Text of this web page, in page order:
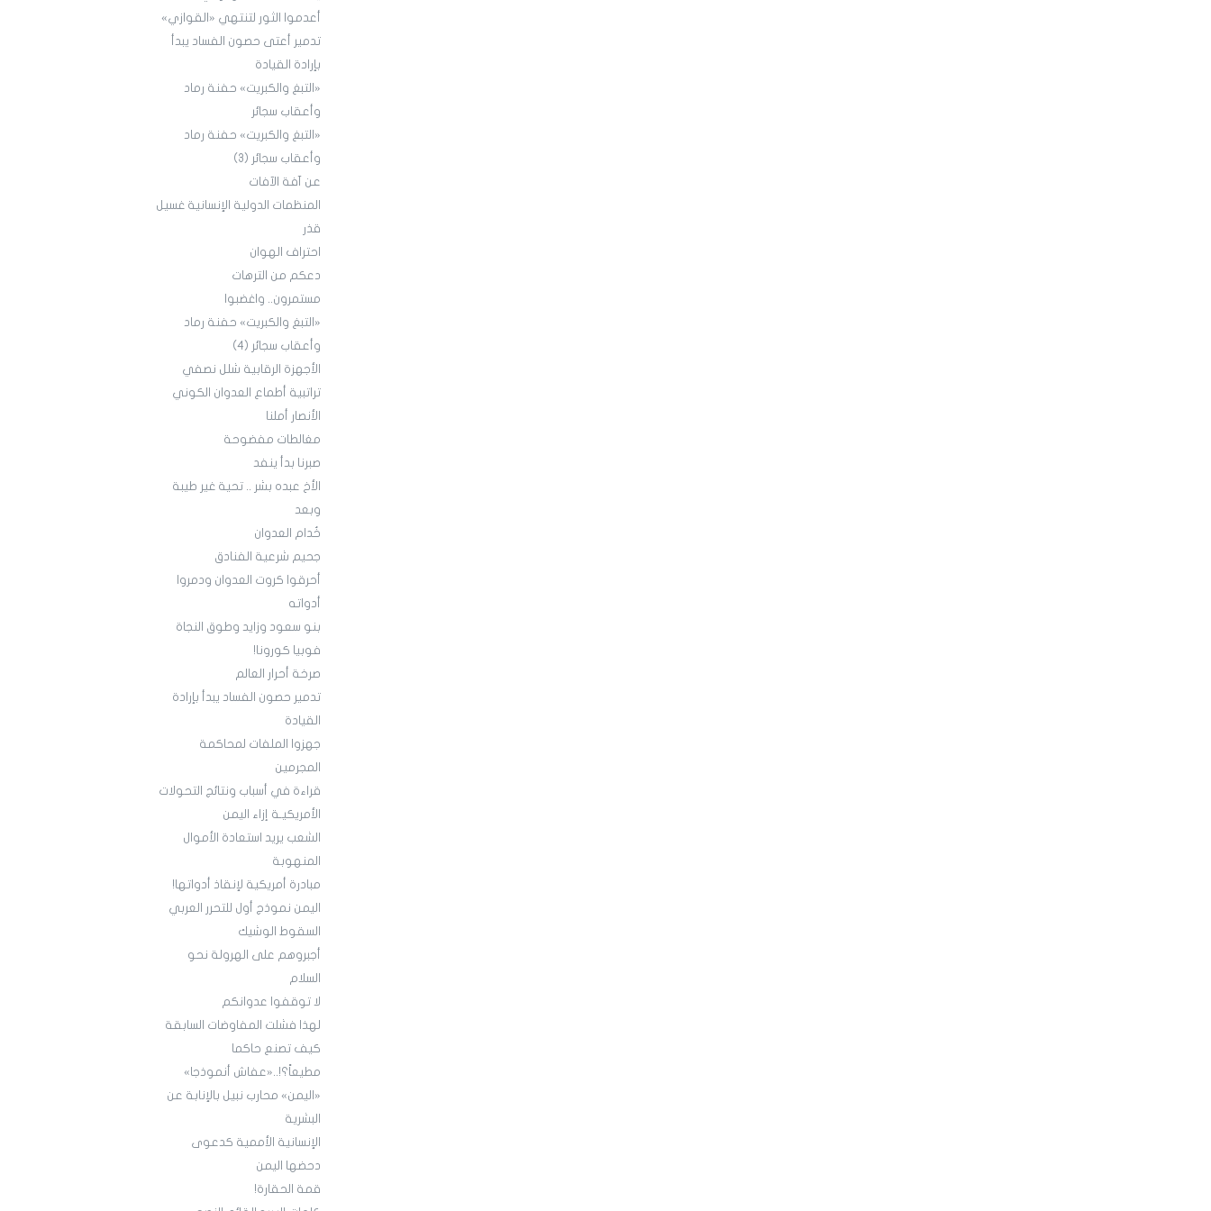
أعدموا الثور لتنتهي «القوازي»
تدمير أعتى حصون الفساد يبدأ
بإرادة القيادة
«التبغ والكبريت» حفنة رماد
وأعقاب سجائر
«التبغ والكبريت» حفنة رماد
وأعقاب سجائر (3)
عن آفة الآفات
المنظمات الدولية الإنسانية غسيل
قذر
احتراف الهوان
دعكم من الترهات
مستمرون.. واغضبوا
«التبغ والكبريت» حفنة رماد
وأعقاب سجائر (4)
الأجهزة الرقابية شلل نصفي
تراتبية أطماع العدوان الكوني
الأنصار أملنا
مغالطات مفضوحة
صبرنا بدأ ينفد
الأخ عبده بشر .. تحية غير طيبة
وبعد
خُدام العدوان
جحيم شرعية الفنادق
أحرقوا كروت العدوان ودمروا
أدواته
بنو سعود وزايد وطوق النجاة
فوبيا كورونا!
صرخة أحرار العالم
تدمير حصون الفساد يبدأ بإرادة
القيادة
جهزوا الملفات لمحاكمة
المجرمين
قراءة في أسباب ونتائج التحولات
الأمريكيـة إزاء اليمن
الشعب يريد استعادة الأموال
المنهوبة
مبادرة أمريكية لإنقاذ أدواتها!
اليمن نموذج أول للتحرر العربي
السقوط الوشيك
أجبروهم على الهرولة نحو
السلام
لا توقفوا عدوانكم
لهذا فشلت المفاوضات السابقة
كيف تصنع حاكما
مطيعاً؟!..«عفاش أنموذجا»
«اليمن» محارب نبيل بالإنابة عن
البشرية
الإنسانية الأممية كدعوى
دحضها اليمن
قمة الحقارة!